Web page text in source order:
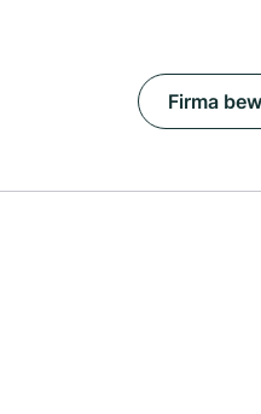
Firma